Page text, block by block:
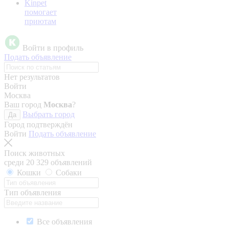
Kinpet
помогает
приютам
Войти в профиль
Подать объявление
Нет результатов
Войти
Москва
Ваш город Москва?
Да
Выбрать город
Город подтверждён
Войти Подать объявление
Поиск животных
среди 20 329 объявлений
Кошки
Собаки
Тип объявления
Все объявления